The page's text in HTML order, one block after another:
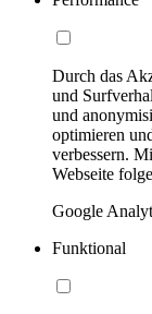
Durch das
und
und
optimieren
verbessern.
Webseite
Google
Funktional